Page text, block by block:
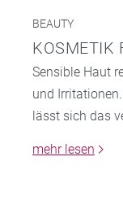
BEAUTY
KOSMETIK
Sensible Haut
und
lässt sich das
mehr lesen